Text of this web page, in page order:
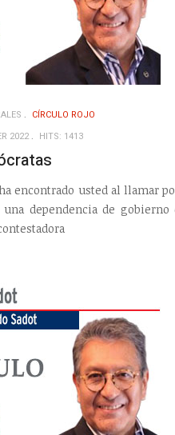
CÍRCULO ROJO
2022
HITS: 1413
encontrado usted al llamar
dependencia de